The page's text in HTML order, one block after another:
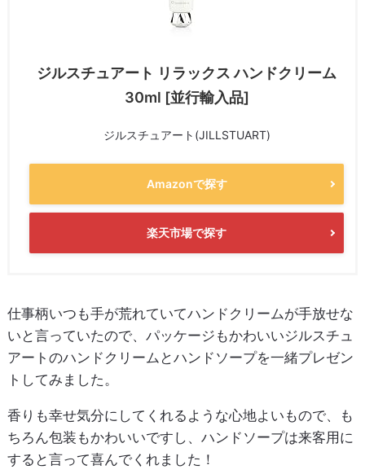
ジルスチュアート リラックス ハンドクリーム
30ml [並行輸入品]
ジルスチュアート(JILLSTUART)
Amazonで探す
楽天市場で探す
仕事柄いつも手が荒れていてハンドクリームが手放せな
いと言っていたので、パッケージもかわいいジルスチュ
アートのハンドクリームとハンドソープを一緒プレゼン
トしてみました。
香りも幸せ気分にしてくれるような心地よいもので、も
ちろん包装もかわいいですし、ハンドソープは来客用に
すると言って喜んでくれました！